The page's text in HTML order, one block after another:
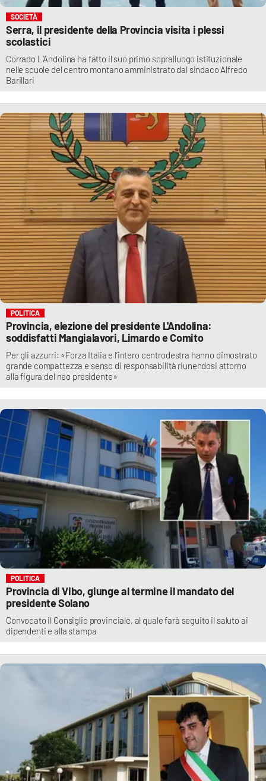
SOCIETÀ
Serra, il presidente della Provincia visita i plessi
scolastici
Corrado L'Andolina ha fatto il suo primo sopralluogo istituzionale
nelle scuole del centro montano amministrato dal sindaco Alfredo
Barillari
POLITICA
Provincia, elezione del presidente L'Andolina:
soddisfatti Mangialavori, Limardo e Comito
Per gli azzurri: «Forza Italia e l’intero centrodestra hanno dimostrato
grande compattezza e senso di responsabilità riunendosi attorno
alla figura del neo presidente»
POLITICA
Provincia di Vibo, giunge al termine il mandato del
presidente Solano
Convocato il Consiglio provinciale, al quale farà seguito il saluto ai
dipendenti e alla stampa